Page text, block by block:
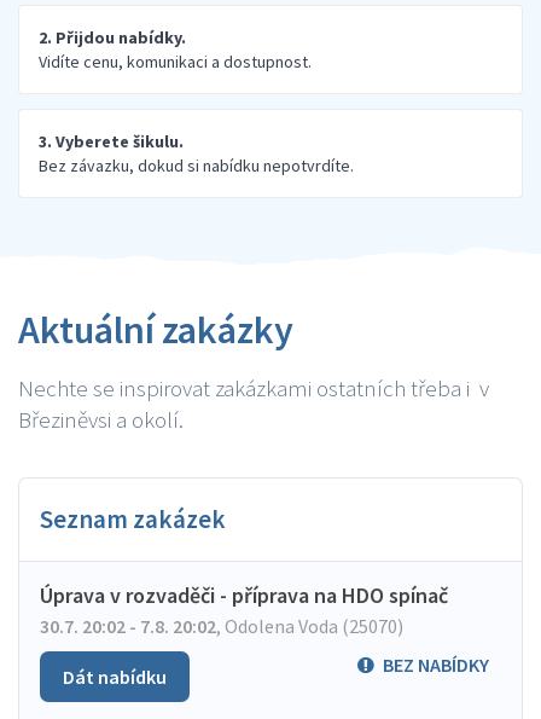
2. Přijdou nabídky.
Vidíte cenu, komunikaci a dostupnost.
3. Vyberete šikulu.
Bez závazku, dokud si nabídku nepotvrdíte.
Aktuální zakázky
Nechte se inspirovat zakázkami ostatních třeba i v
Březiněvsi a okolí.
Seznam zakázek
Úprava v rozvaděči - příprava na HDO spínač
30.7. 20:02 - 7.8. 20:02, Odolena Voda (25070)
BEZ NABÍDKY
Dát nabídku